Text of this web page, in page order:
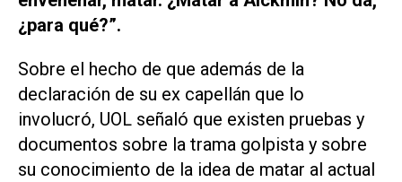
¿para qué?”.
Sobre el hecho de que además de la
declaración de su ex capellán que lo
involucró, UOL señaló que existen pruebas y
documentos sobre la trama golpista y sobre
su conocimiento de la idea de matar al actual